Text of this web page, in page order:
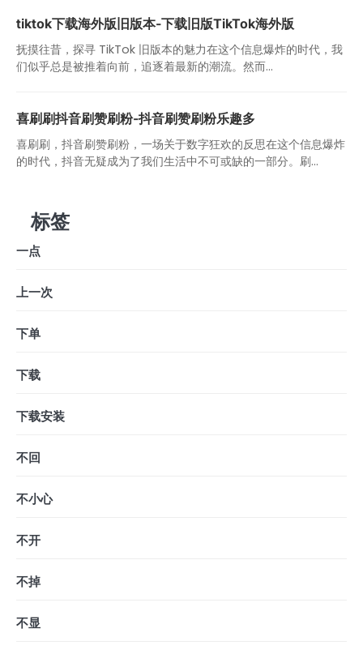
tiktok下载海外版旧版本-下载旧版TikTok海外版
抚摸往昔，探寻 TikTok 旧版本的魅力在这个信息爆炸的时代，我
们似乎总是被推着向前，追逐着最新的潮流。然而...
喜刷刷抖音刷赞刷粉-抖音刷赞刷粉乐趣多
喜刷刷，抖音刷赞刷粉，一场关于数字狂欢的反思在这个信息爆炸
的时代，抖音无疑成为了我们生活中不可或缺的一部分。刷...
标签
一点
上一次
下单
下载
下载安装
不回
不小心
不开
不掉
不显